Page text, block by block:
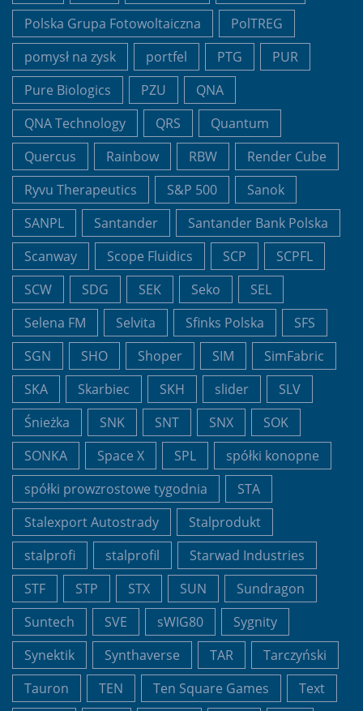
Polska Grupa Fotowoltaiczna
PolTREG
pomysł na zysk
portfel PTG
PUR
Pure Biologics
PZU
QNA
QNA Technology
QRS
Quantum
Quercus
Rainbow RBW
Render Cube
Ryvu Therapeutics
S&P 500
Sanok
SANPL
Santander
Santander Bank Polska
Scanway
Scope Fluidics SCP
SCPFL
SCW
SDG SEK Seko
SEL
Selena FM
Selvita Sfinks Polska
SFS
SGN
SHO Shoper SIM
SimFabric
SKA
Skarbiec SKH slider
SLV
Śnieżka
SNK SNT SNX
SOK
SONKA
Space X SPL
spółki konopne
spółki prowzrostowe tygodnia
STA
Stalexport Autostrady
Stalprodukt
stalprofi
stalprofil
Starwad Industries
STF
STP STX SUN
Sundragon
Suntech
SVE sWIG80
Sygnity
Synektik
Synthaverse TAR
Tarczyński
Tauron
TEN Ten Square Games
Text